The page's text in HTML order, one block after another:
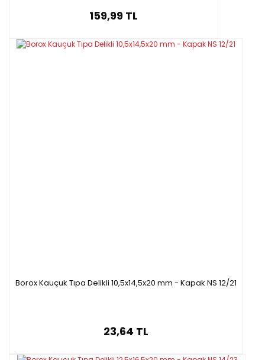
159,99 TL
Borox Kauçuk Tıpa Delikli 10,5x14,5x20 mm - Kapak NS 12/21
23,64 TL